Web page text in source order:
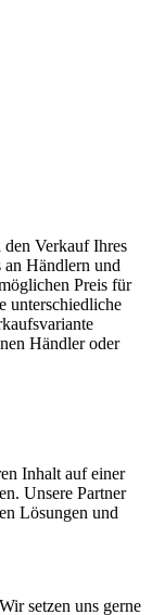
Verkauf Ihres
an Händlern und
Preis für
unterschiedliche
Händler oder
Inhalt auf einer
Unsere Partner
Lösungen und
setzen uns gerne